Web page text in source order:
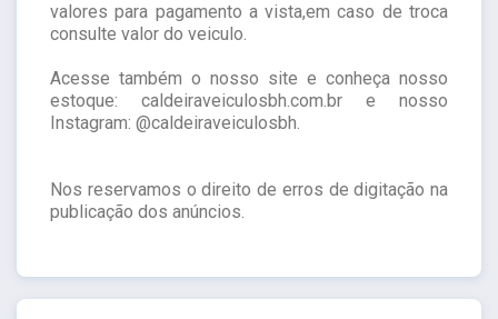
valores para pagamento a vista,em caso de troca
consulte valor do veiculo.
Acesse também o nosso site e conheça nosso
estoque: caldeiraveiculosbh.com.br e nosso
Instagram: @caldeiraveiculosbh.
Nos reservamos o direito de erros de digitação na
publicação dos anúncios.